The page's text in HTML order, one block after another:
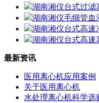
湖南湘仪台式过滤
湖南湘仪毛细管血
湖南湘仪台式高速
湖南湘仪台式高速
最新资讯
医用离心机应用案例
关于医用离心机
水处理离心机科学选